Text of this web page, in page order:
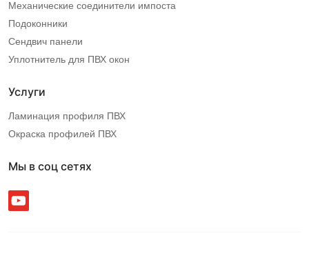
Механические соединители импоста
Подоконники
Сендвич панели
Уплотнитель для ПВХ окон
Услуги
Ламинация профиля ПВХ
Окраска профилей ПВХ
Мы в соц сетях